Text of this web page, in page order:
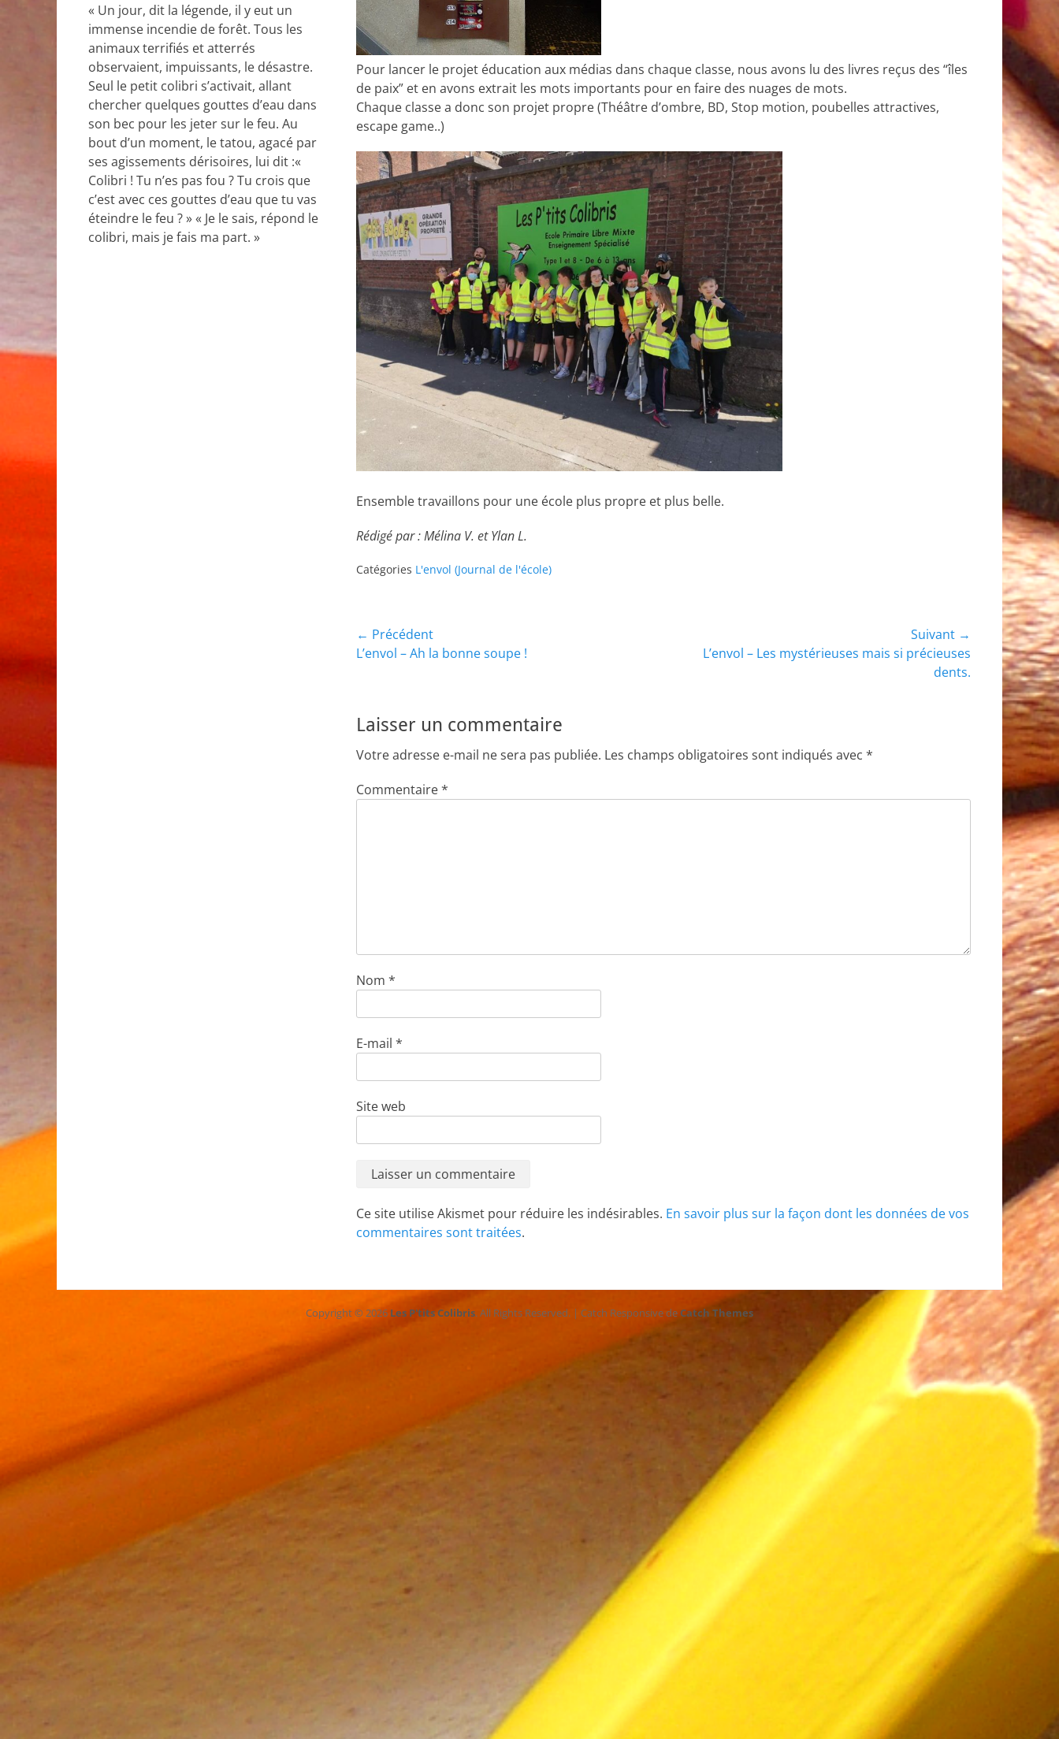
Pour lancer le projet éducation aux médias dans chaque classe, nous avons lu des livres reçus des “îles
de paix” et en avons extrait les mots importants pour en faire des nuages de mots.
Chaque classe a donc son projet propre (Théâtre d’ombre, BD, Stop motion, poubelles attractives,
escape game..)
Ensemble travaillons pour une école plus propre et plus belle.
Rédigé par : Mélina V. et Ylan L.
Catégories L'envol (Journal de l'école)
Navigation
de
← Précédent
Article
L’envol – Ah la bonne soupe !
Suivant →
L’envol – Les mystérieuses mais si précieuses
dents.
Laisser un commentaire
Votre adresse e-mail ne sera pas publiée. Les champs obligatoires sont indiqués avec *
Commentaire*
Nom *
E-mail *
Site web
Ce site utilise Akismet pour réduire les indésirables. En savoir plus sur la façon dont les données de vos
commentaires sont traitées.
« Un jour, dit la légende, il y eut un
immense incendie de forêt. Tous les
animaux terrifiés et atterrés
observaient, impuissants, le désastre.
Seul le petit colibri s’activait, allant
chercher quelques gouttes d’eau dans
son bec pour les jeter sur le feu. Au
bout d’un moment, le tatou, agacé par
ses agissements dérisoires, lui dit :«
Colibri ! Tu n’es pas fou ? Tu crois que
c’est avec ces gouttes d’eau que tu vas
éteindre le feu ? » « Je le sais, répond le
colibri, mais je fais ma part. »
Copyright © 2026 Les P'tits Colibris. All Rights Reserved. | Catch Responsive deCatch Themes